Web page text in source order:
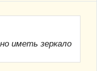
иметь зеркало